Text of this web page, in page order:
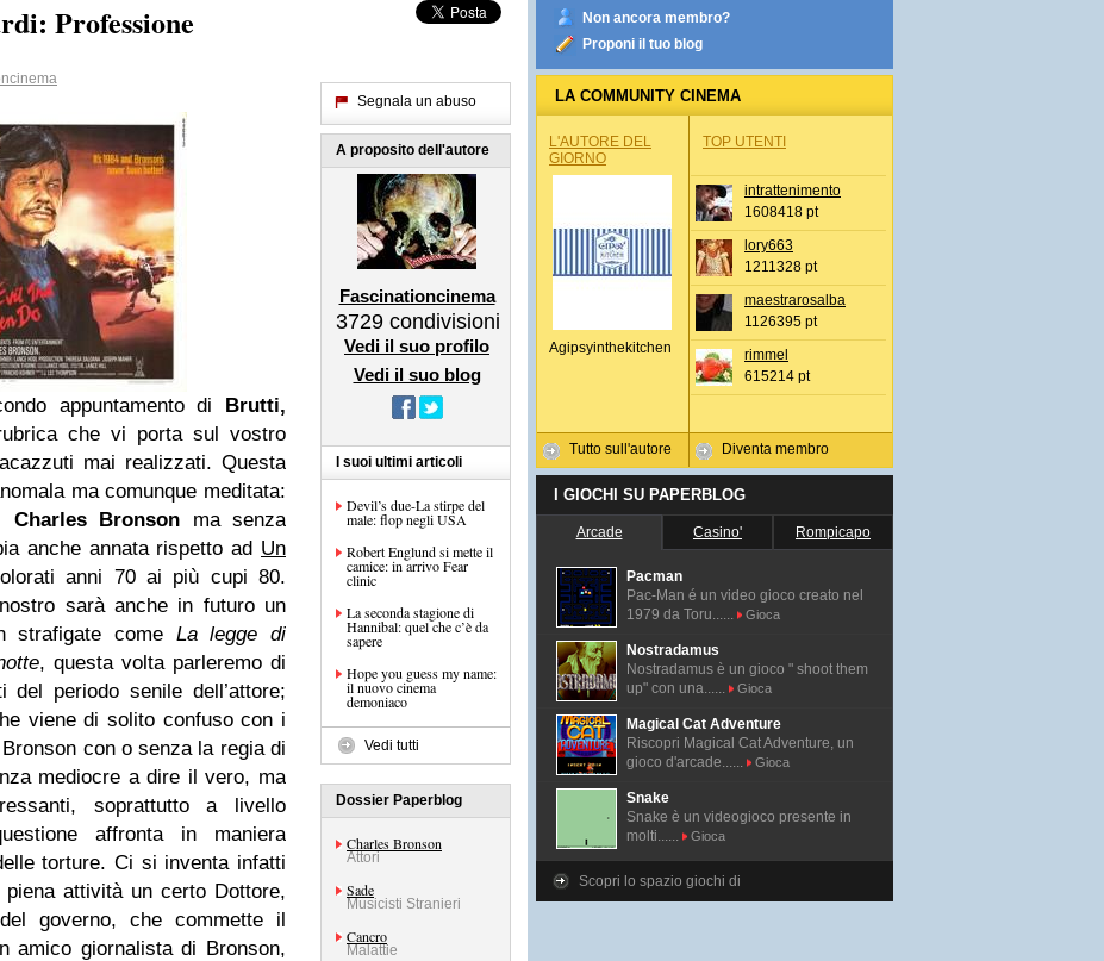
Professione
appuntamento di Brutti,
che vi porta sul vostro
mai realizzati. Questa
ma comunque meditata:
Charles Bronson ma senza
anche annata rispetto ad Un
anni 70 ai più cupi 80.
sarà anche in futuro un
strafigate come La legge di
, questa volta parleremo di
periodo senile dell’attore;
viene di solito confuso con i
con o senza la regia di
mediocre a dire il vero, ma
soprattutto a livello
affronta in maniera
torture. Ci si inventa infatti
attività un certo Dottore,
governo, che commette il
amico giornalista di Bronson,
Segnala un abuso
A proposito dell'autore
Fascinationcinema
3729 condivisioni
Vedi il suo profilo
Vedi il suo blog
I suoi ultimi articoli
Devil’s due-La stirpe del
male: flop negli USA
Robert Englund si mette il
camice: in arrivo Fear
clinic
La seconda stagione di
Hannibal: quel che c’è da
sapere
Hope you guess my name:
il nuovo cinema
demoniaco
Vedi tutti
Dossier Paperblog
Charles Bronson
Attori
Sade
Musicisti Stranieri
Cancro
Malattie
Non ancora membro?
Proponi il tuo blog
LA COMMUNITY CINEMA
L'AUTORE DEL
GIORNO
Agipsyinthekitchen
Tutto sull'autore
TOP UTENTI
intrattenimento
1608418 pt
lory663
1211328 pt
maestrarosalba
1126395 pt
rimmel
615214 pt
Diventa membro
I GIOCHI SU PAPERBLOG
Arcade Casino' Rompicapo
Pacman
Pac-Man é un video gioco creato nel
1979 da Toru......
Gioca
Nostradamus
Nostradamus è un gioco " shoot them
up" con una......
Gioca
Magical Cat Adventure
Riscopri Magical Cat Adventure, un
gioco d'arcade......
Gioca
Snake
Snake è un videogioco presente in
molti......
Gioca
Scopri lo spazio giochi di